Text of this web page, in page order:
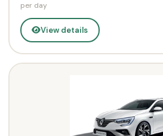
per day
View details